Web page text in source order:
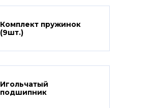
Комплект пружинок
(9шт.)
Игольчатый
подшипник